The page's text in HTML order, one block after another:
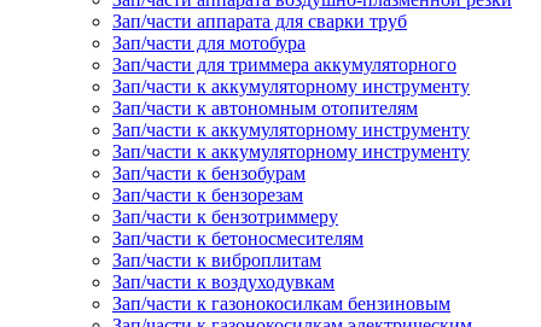
Зап/части аппарата для сварки труб
Зап/части для мотобура
Зап/части для триммера аккумуляторного
Зап/части к аккумуляторному инструменту
Зап/части к автономным отопителям
Зап/части к аккумуляторному инструменту
Зап/части к аккумуляторному инструменту
Зап/части к бензобурам
Зап/части к бензорезам
Зап/части к бензотриммеру
Зап/части к бетоносмесителям
Зап/части к виброплитам
Зап/части к воздуходувкам
Зап/части к газонокосилкам бензиновым